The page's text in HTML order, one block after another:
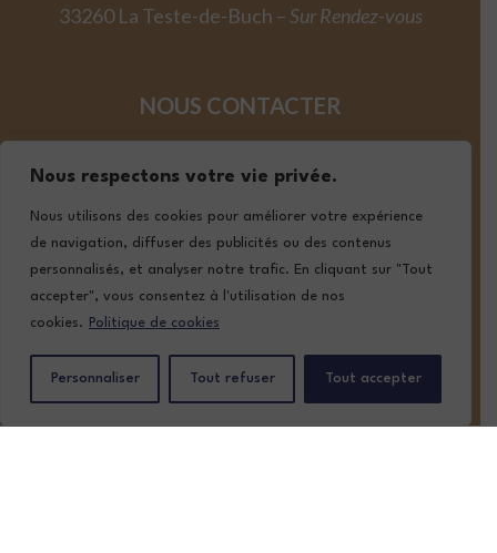
Nous respectons votre vie privée.
Nous utilisons des cookies pour améliorer votre expérience
de navigation, diffuser des publicités ou des contenus
personnalisés, et analyser notre trafic. En cliquant sur "Tout
accepter", vous consentez à l'utilisation de nos
cookies.
Politique de cookies
Personnaliser Tout refuser Tout accepter
33260 La Teste-de-Buch –Sur Rendez-vous
NOUS CONTACTER
SUIVEZ-NOUS